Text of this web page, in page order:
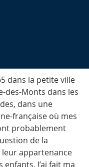
dans la petite ville
des-Monts dans les
dans une
française où mes
probablement
de la
appartenance
J’ai fait ma